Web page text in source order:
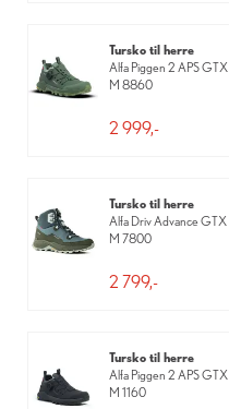
Tursko til herre
Alfa Piggen 2 APS GTX
M 8860
2 999,-
Tursko til herre
Alfa Driv Advance GTX
M 7800
2 799,-
Tursko til herre
Alfa Piggen 2 APS GTX
M 1160